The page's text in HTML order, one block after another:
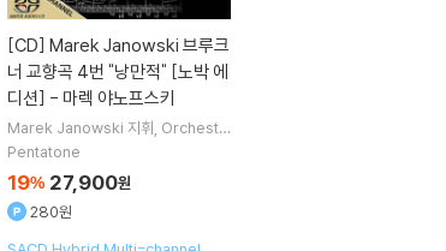
[CD] Marek Janowski 브루크
너 교향곡 4번 "낭만적" [노박 에
디션] - 마렉 야노프스키
Marek Janowski 지휘 Orchestr
e de la Suisse Romande
Pentatone
19% 27,900원
280원